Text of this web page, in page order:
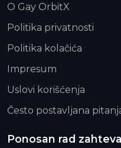
O Gay OrbitX
Politika privatnosti
Politika kolačića
Impresum
Uslovi korišćenja
Često postavljana
Ponosan rad